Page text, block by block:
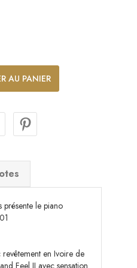
AU PANIER
présente le piano
en Ivoire de